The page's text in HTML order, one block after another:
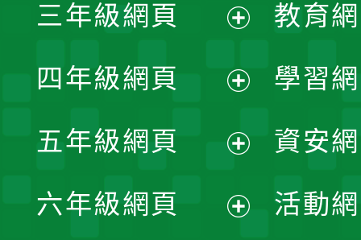
選
單
開
選
單
三年級網頁
開
選
單
四年級網頁
開
選
五年級網頁
開
六年級網頁
教育
學習
資安
活動